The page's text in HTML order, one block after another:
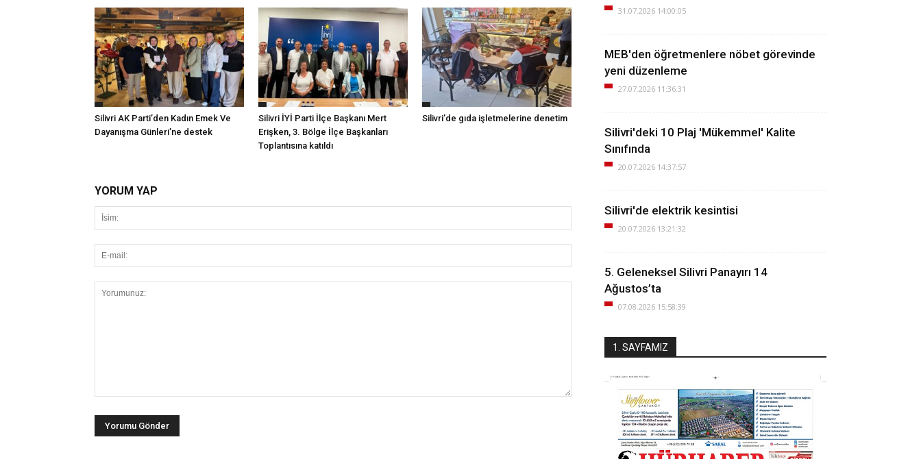
Silivri AK Parti’den Kadın Emek Ve
Dayanışma Günleri’ne destek
Silivri İYİ Parti İlçe Başkanı Mert
Erişken, 3. Bölge İlçe Başkanları
Toplantısına katıldı
Silivri’de gıda işletmelerine denetim
YORUM YAP
31.07.2026 14:00:05
MEB'den öğretmenlere nöbet görevinde
yeni düzenleme
27.07.2026 11:36:31
Silivri'deki 10 Plaj 'Mükemmel' Kalite
Sınıfında
20.07.2026 14:37:57
Silivri'de elektrik kesintisi
20.07.2026 13:21:32
5. Geleneksel Silivri Panayırı 14
Ağustos’ta
07.08.2026 15:58:39
1. SAYFAMIZ